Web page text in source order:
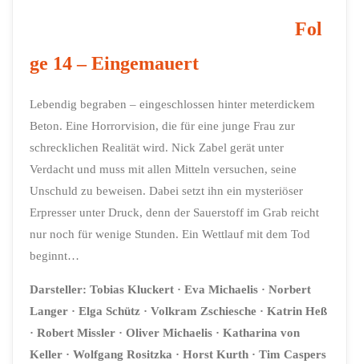
Fol
ge 14 – Eingemauert
Lebendig begraben – eingeschlossen hinter meterdickem
Beton. Eine Horrorvision, die für eine junge Frau zur
schrecklichen Realität wird. Nick Zabel gerät unter
Verdacht und muss mit allen Mitteln versuchen, seine
Unschuld zu beweisen. Dabei setzt ihn ein mysteriöser
Erpresser unter Druck, denn der Sauerstoff im Grab reicht
nur noch für wenige Stunden. Ein Wettlauf mit dem Tod
beginnt…
Darsteller:Tobias Kluckert · Eva Michaelis · Norbert
Langer · Elga Schütz ·Volkram Zschiesche ·Katrin Heß
· Robert Missler · Oliver Michaelis · Katharina von
Keller · Wolfgang Rositzka · Horst Kurth · Tim Caspers